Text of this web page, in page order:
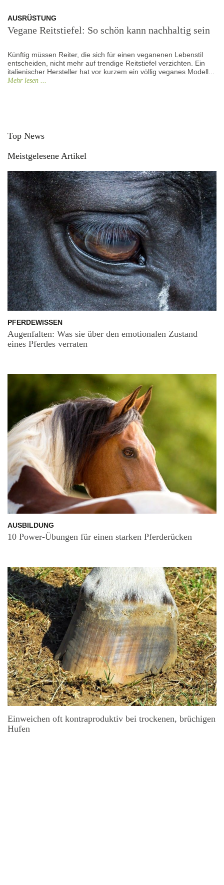
AUSRÜSTUNG
Vegane Reitstiefel: So schön kann nachhaltig sein
Künftig müssen Reiter, die sich für einen veganenen Lebenstil
entscheiden, nicht mehr auf trendige Reitstiefel verzichten. Ein
italienischer Hersteller hat vor kurzem ein völlig veganes Modell...
Mehr lesen ...
Top News
Meistgelesene Artikel
PFERDEWISSEN
Augenfalten: Was sie über den emotionalen Zustand
eines Pferdes verraten
AUSBILDUNG
10 Power-Übungen für einen starken Pferderücken
Einweichen oft kontraproduktiv bei trockenen, brüchigen
Hufen